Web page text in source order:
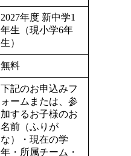
2027年度 新中学1
年生（現小学6年
生）
無料
下記のお申込みフ
ォームまたは、参
加するお子様のお
名前（ふりが
な）・現在の学
年・所属チーム・